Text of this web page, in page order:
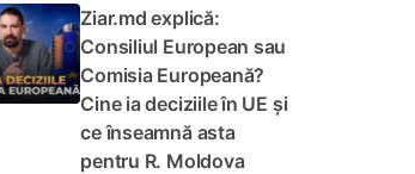
Ziar.md explică:
Consiliul European sau
Comisia Europeană?
Cine ia deciziile în UE și
ce înseamnă asta
pentru R. Moldova